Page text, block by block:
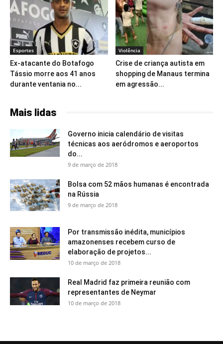
Esportes
Ex-atacante do Botafogo
Tássio morre aos 41 anos
durante ventania no...
Violência
Crise de criança autista em
shopping de Manaus termina
em agressão...
Mais lidas
Governo inicia calendário de visitas
técnicas aos aeródromos e aeroportos
do...
9 de março de 2018
Bolsa com 52 mãos humanas é encontrada
na Rússia
9 de março de 2018
Por transmissão inédita, municípios
amazonenses recebem curso de
elaboração de projetos...
10 de março de 2018
Real Madrid faz primeira reunião com
representantes de Neymar
10 de março de 2018